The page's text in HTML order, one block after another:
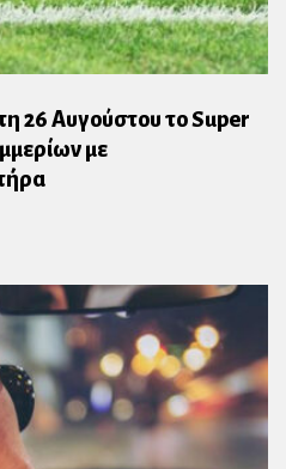
26 Αυγούστου το Super
με